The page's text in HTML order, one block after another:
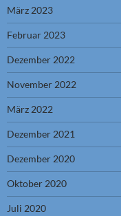
März 2023
Februar 2023
Dezember 2022
November 2022
März 2022
Dezember 2021
Dezember 2020
Oktober 2020
Juli 2020